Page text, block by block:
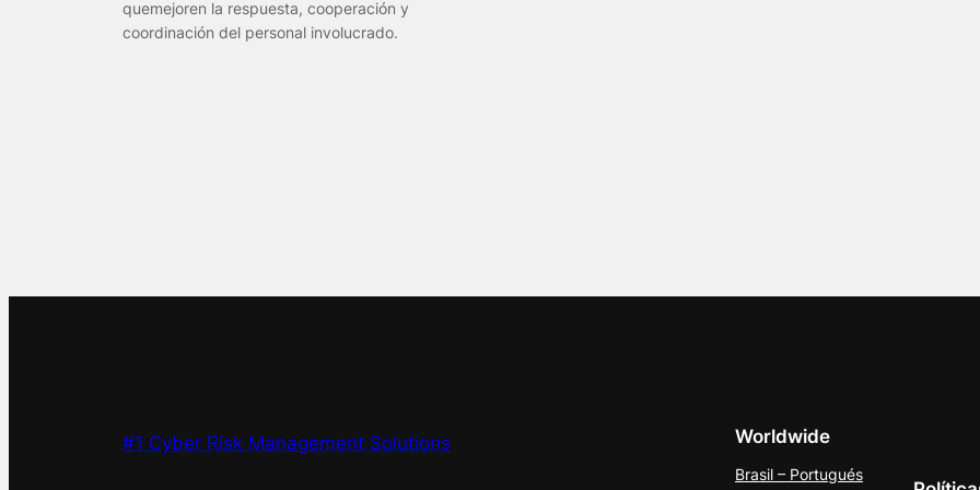
quemejoren la respuesta, cooperación y
coordinación del personal involucrado.
#1 Cyber Risk Management Solutions Worldwide
Brasil – Portugués